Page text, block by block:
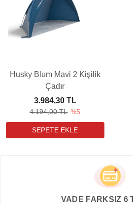
Husky Blum Mavi 2 Kişilik
Çadır
4.194,00 TL %5
3.984,30 TL
VADE FARKSIZ 6